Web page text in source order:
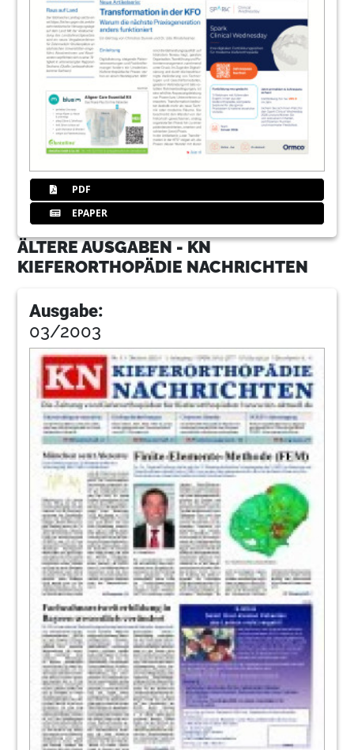
PDF
EPAPER
ÄLTERE AUSGABEN - KN
KIEFERORTHOPÄDIE NACHRICHTEN
Ausgabe:
03/2003